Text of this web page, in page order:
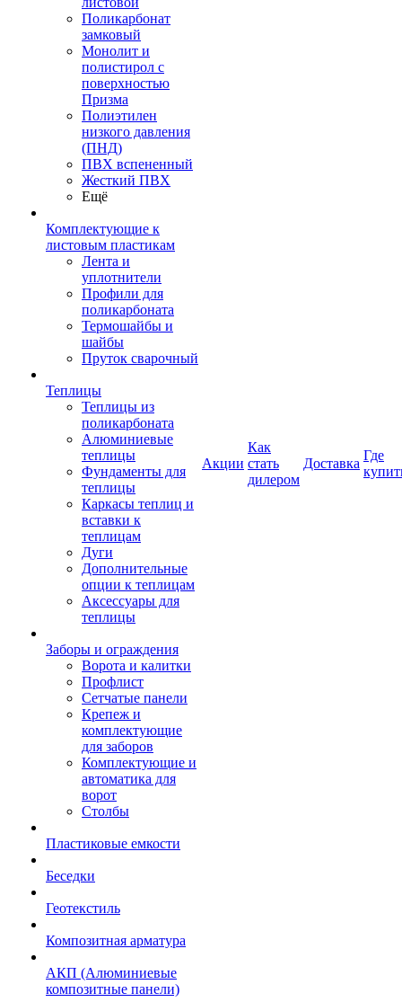
Поликарбонат
замковый
Монолит и
полистирол с
поверхностью
Призма
Полиэтилен
низкого давления
(ПНД)
ПВХ вспененный
Жесткий ПВХ
Ещё
Комплектующие к
листовым пластикам
Лента и
уплотнители
Профили для
поликарбоната
Термошайбы и
шайбы
Пруток сварочный
Теплицы
Теплицы из
поликарбоната
Алюминиевые
теплицы
Фундаменты для
теплицы
Каркасы теплиц и
вставки к
теплицам
Дуги
Дополнительные
опции к теплицам
Аксессуары для
теплицы
Заборы и ограждения
Ворота и калитки
Профлист
Сетчатые панели
Крепеж и
комплектующие
для заборов
Комплектующие и
автоматика для
ворот
Столбы
Пластиковые емкости
Беседки
Геотекстиль
Композитная арматура
АКП (Алюминиевые
композитные панели)
Акции
Как
стать
дилером
Доставка
Где